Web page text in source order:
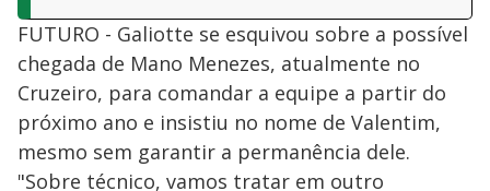
FUTURO - Galiotte se esquivou sobre a possível
chegada de Mano Menezes, atualmente no
Cruzeiro, para comandar a equipe a partir do
próximo ano e insistiu no nome de Valentim,
mesmo sem garantir a permanência dele.
"Sobre técnico, vamos tratar em outro